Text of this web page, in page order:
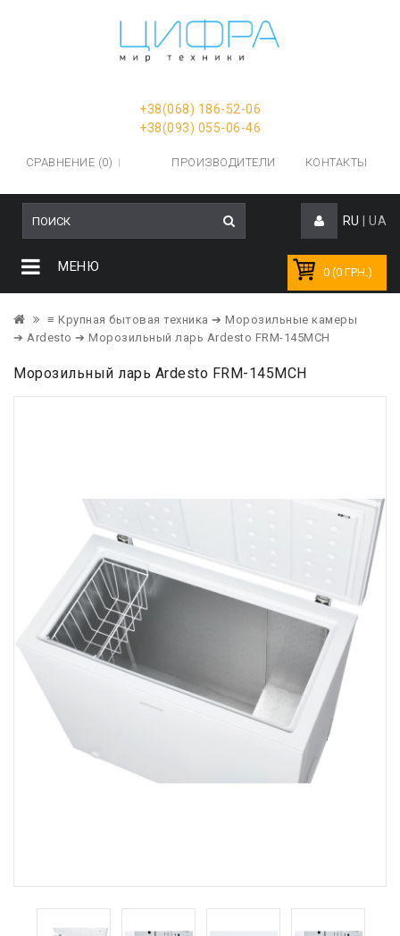
+38(068) 186-52-06
+38(093) 055-06-46
СРАВНЕНИЕ (0) ПРОИЗВОДИТЕЛИ КОНТАКТЫ
RU UA
0 (0 ГРН.)
МЕНЮ
≡ Крупная бытовая техника ➔ Морозильные камеры
➔ Ardesto ➔ Морозильный ларь Ardesto FRM-145MCH
Морозильный ларь Ardesto FRM-145MCH